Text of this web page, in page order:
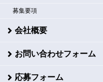
募集要項
会社概要
お問い合わせフォーム
応募フォーム